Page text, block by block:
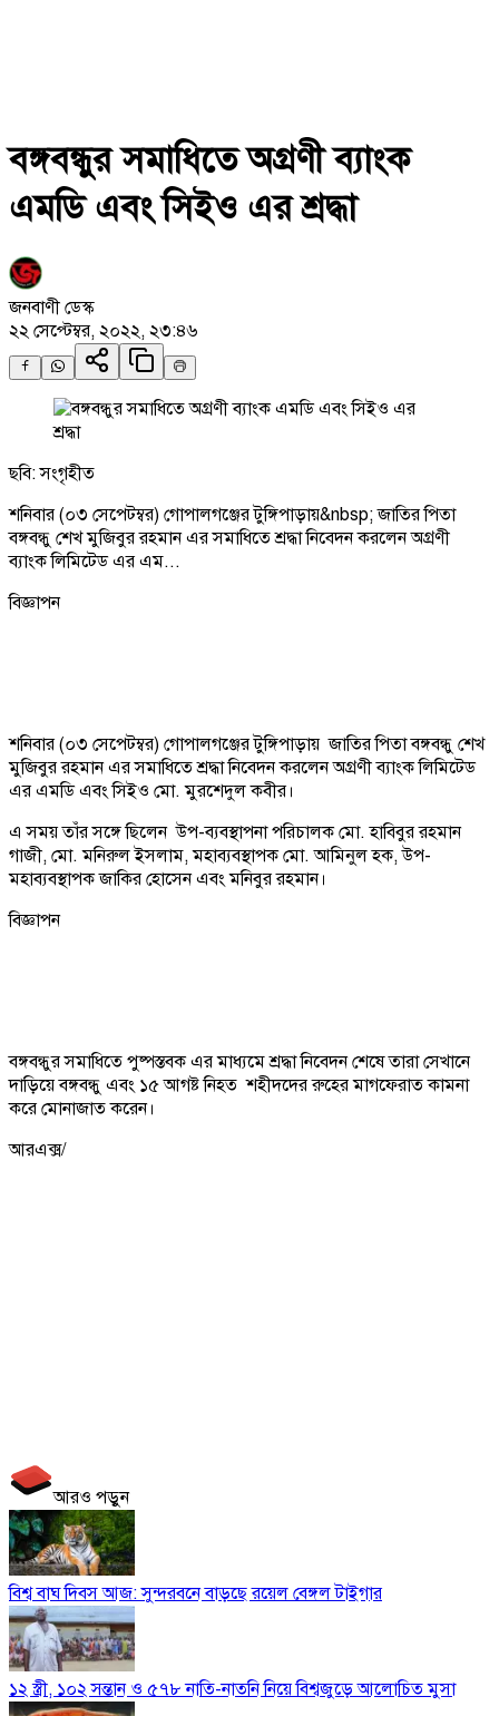
বঙ্গবন্ধুর সমাধিতে অগ্রণী ব্যাংক
এমডি এবং সিইও এর শ্রদ্ধা
জনবাণী ডেস্ক
২২ সেপ্টেম্বর, ২০২২, ২৩:৪৬
ছবি: সংগৃহীত
শনিবার (০৩ সেপেটম্বর) গোপালগঞ্জের টুঙ্গিপাড়ায়&nbsp; জাতির পিতা
বঙ্গবন্ধু শেখ মুজিবুর রহমান এর সমাধিতে শ্রদ্ধা নিবেদন করলেন অগ্রণী
ব্যাংক লিমিটেড এর এম...
বিজ্ঞাপন
শনিবার (০৩ সেপেটম্বর) গোপালগঞ্জের টুঙ্গিপাড়ায় জাতির পিতা বঙ্গবন্ধু শেখ
মুজিবুর রহমান এর সমাধিতে শ্রদ্ধা নিবেদন করলেন অগ্রণী ব্যাংক লিমিটেড
এর এমডি এবং সিইও মো. মুরশেদুল কবীর।
এ সময় তাঁর সঙ্গে ছিলেন উপ-ব্যবস্থাপনা পরিচালক মো. হাবিবুর রহমান
গাজী, মো. মনিরুল ইসলাম, মহাব্যবস্থাপক মো. আমিনুল হক, উপ-
মহাব্যবস্থাপক জাকির হোসেন এবং মনিবুর রহমান।
বিজ্ঞাপন
বঙ্গবন্ধুর সমাধিতে পুষ্পস্তবক এর মাধ্যমে শ্রদ্ধা নিবেদন শেষে তারা সেখানে
দাড়িয়ে বঙ্গবন্ধু এবং ১৫ আগষ্ট নিহত শহীদদের রুহের মাগফেরাত কামনা
করে মোনাজাত করেন।
আরএক্স/
আরও পড়ুন
বিশ্ব বাঘ দিবস আজ: সুন্দরবনে বাড়ছে রয়েল বেঙ্গল টাইগার
১২ স্ত্রী, ১০২ সন্তান ও ৫৭৮ নাতি-নাতনি নিয়ে বিশ্বজুড়ে আলোচিত মুসা